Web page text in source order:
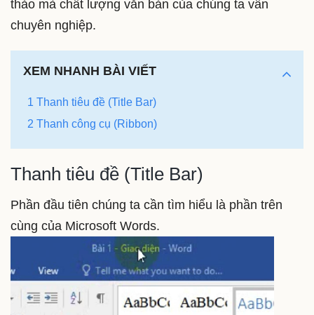
thảo mà chất lượng văn bản của chúng ta vẫn
chuyên nghiệp.
XEM NHANH BÀI VIẾT
1 Thanh tiêu đề (Title Bar)
2 Thanh công cụ (Ribbon)
Thanh tiêu đề (Title Bar)
Phần đầu tiên chúng ta cần tìm hiểu là phần trên
cùng của Microsoft Words.